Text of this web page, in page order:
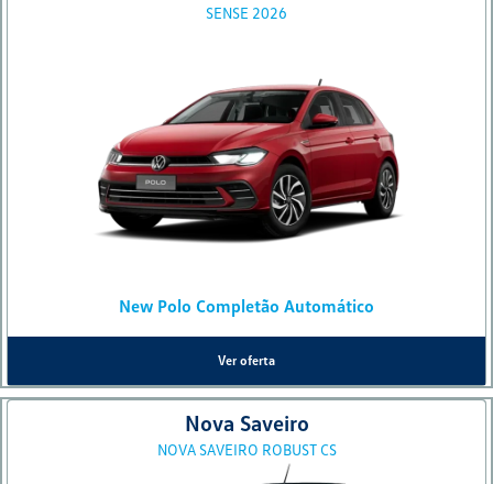
SENSE 2026
New Polo Completão Automático
Ver oferta
Nova Saveiro
NOVA SAVEIRO ROBUST CS